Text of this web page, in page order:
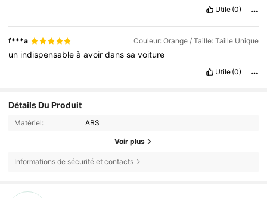
Utile (0)
f***a Couleur: Orange / Taille: Taille Unique
un indispensableàavoirdanssavoiture
Utile (0)
Détails Du Produit
Matériel: ABS
Voir plus
Informations de sécurité et contacts